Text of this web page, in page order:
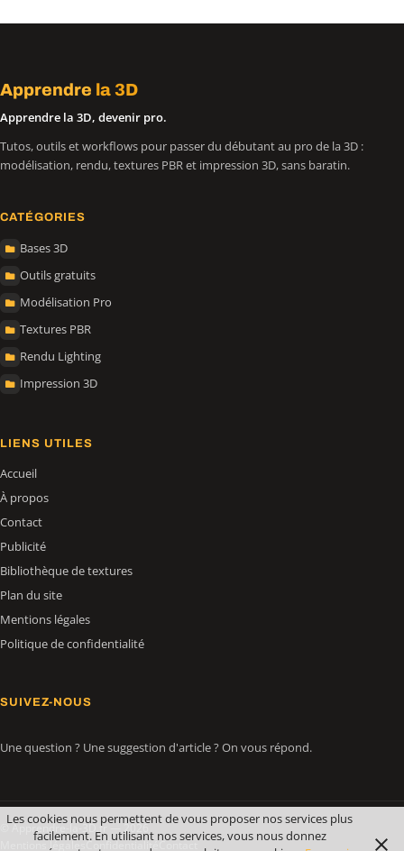
Apprendre la 3D
Apprendre la 3D, devenir pro.
Tutos, outils et workflows pour passer du débutant au pro de la 3D :
modélisation, rendu, textures PBR et impression 3D, sans baratin.
CATÉGORIES
Bases 3D
Outils gratuits
Modélisation Pro
Textures PBR
Rendu Lighting
Impression 3D
LIENS UTILES
Accueil
À propos
Contact
Publicité
Bibliothèque de textures
Plan du site
Mentions légales
Politique de confidentialité
SUIVEZ-NOUS
Une question ? Une suggestion d'article ? On vous répond.
© Apprendre-la-3D.fr — 2026
Mentions légalesConfidentialitéContact
Les cookies nous permettent de vous proposer nos services plus
facilement. En utilisant nos services, vous nous donnez